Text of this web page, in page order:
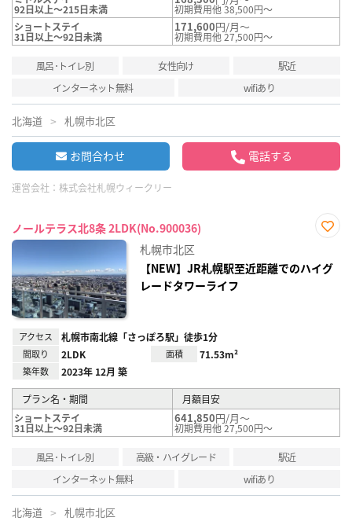
92日以上～215日未満
初期費用他 38,500円～
ショートステイ
31日以上～92日未満
171,600円/月～
初期費用他 27,500円～
風呂･トイレ別 女性向け
駅近
インターネット無料
wifiあり
北海道 札幌市北区
お問合わせ 電話する
運営会社： 株式会社札幌ウィークリー
ノールテラス北8条 2LDK(No.900036)
り登
録
札幌市北区
【NEW】JR札幌駅至近距離でのハイグ
レードタワーライフ
アクセス 札幌市南北線「さっぽろ駅」徒歩1分
間取り 2LDK 面積 71.53m²
築年数 2023年 12月 築
プラン名・期間
月額目安
ショートステイ
31日以上～92日未満
641,850円/月～
初期費用他 27,500円～
風呂･トイレ別 高級・ハイグレード
駅近
インターネット無料
wifiあり
北海道 札幌市北区